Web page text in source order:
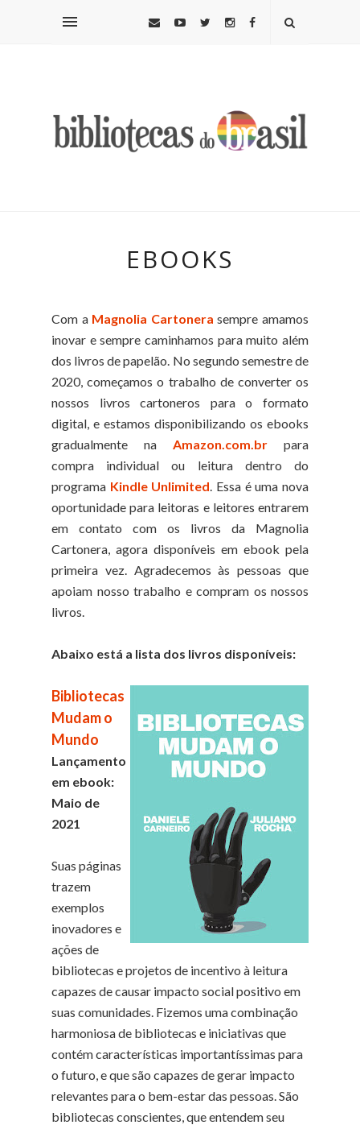
EBOOKS
Com a Magnolia Cartonera sempre amamos
inovar e sempre caminhamos para muito além
dos livros de papelão. No segundo semestre de
2020, começamos o trabalho de converter os
nossos livros cartoneros para o formato
digital, e estamos disponibilizando os ebooks
gradualmente na Amazon.com.br para
compra individual ou leitura dentro do
programa Kindle Unlimited. Essa é uma nova
oportunidade para leitoras e leitores entrarem
em contato com os livros da Magnolia
Cartonera, agora disponíveis em ebook pela
primeira vez. Agradecemos às pessoas que
apoiam nosso trabalho e compram os nossos
livros.
Abaixo está a lista dos livros disponíveis:
Bibliotecas
Mudam o
Mundo
Lançamento
em ebook:
Maio de
2021
Suas páginas
trazem
exemplos
inovadores e
ações de
bibliotecas e projetos de incentivo à leitura
capazes de causar impacto social positivo em
suas comunidades. Fizemos uma combinação
harmoniosa de bibliotecas e iniciativas que
contém características importantíssimas para
o futuro, e que são capazes de gerar impacto
relevantes para o bem-estar das pessoas. São
bibliotecas conscientes, que entendem seu